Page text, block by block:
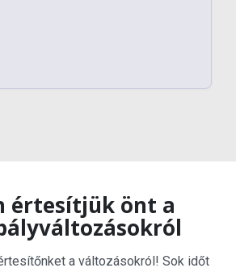
értesítjük önt a
a változásokról! Sok időt